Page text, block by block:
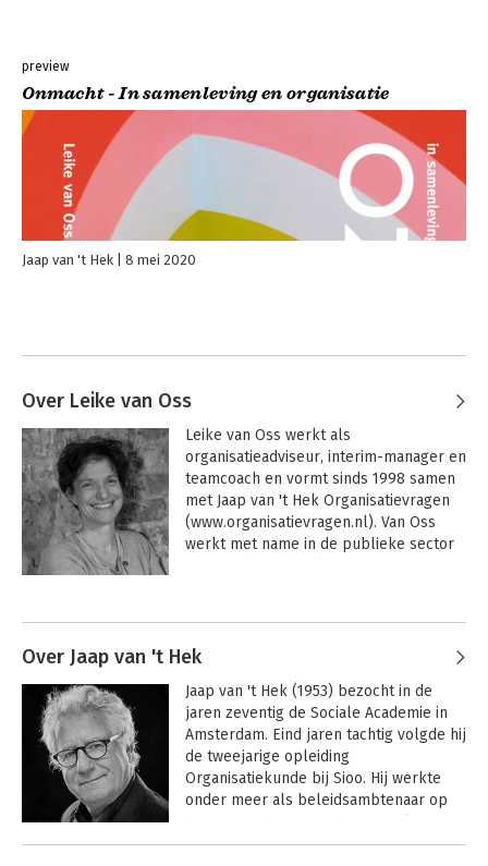
preview
Onmacht - In samenleving en organisatie
Jaap van 't Hek 8 mei 2020
Over Leike van Oss
Leike van Oss werkt als
organisatieadviseur, interim-manager en
teamcoach en vormt sinds 1998 samen
met Jaap van 't Hek Organisatievragen
(www.organisatievragen.nl). Van Oss
werkt met name in de publieke sector
Onderweg en Onomkeerbaar. Ze is een
de som der delen.
Over Jaap van 't Hek
Jaap van 't Hek (1953) bezocht in de
jaren zeventig de Sociale Academie in
Amsterdam. Eind jaren tachtig volgde hij
de tweejarige opleiding
Organisatiekunde bij Sioo. Hij werkte
onder meer als beleidsambtenaar op
organisatieadviseur bij GITP